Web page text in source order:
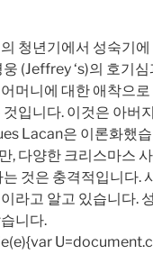
청년기에서 성숙기
(Jeffrey ‘s)의 호기
머니에 대한 애착으
입니다. 이것은 아버
Lacan은 이론화했
, 다양한 크리스마스
것은 충격적입니다.
라고 알고 있습니다.
니다.